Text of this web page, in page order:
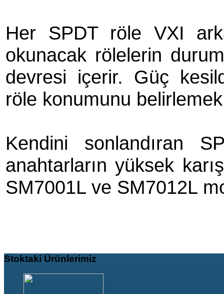
Her SPDT röle VXI
okunacak rölelerin
devresi içerir. Güç
röle konumunu
Kendini sonlandıran
anahtarların yüksek
SM7001L ve SM7012L
Stoktaki Ürünlerimiz